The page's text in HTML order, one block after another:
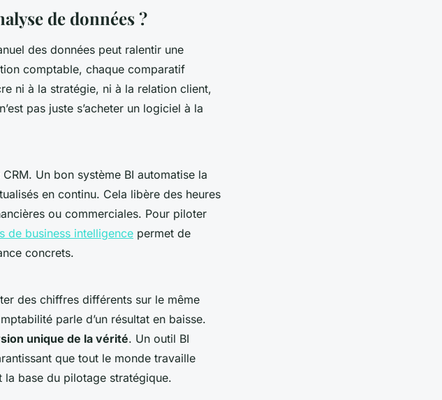
de données ?
des données peut ralentir une
comptable, chaque comparatif
ni à la stratégie, ni à la relation client,
pas juste s’acheter un logiciel à la
Un bon système BI automatise la
en continu. Cela libère des heures
ou commerciales. Pour piloter
de business intelligence permet de
concrets.
des chiffres différents sur le même
parle d’un résultat en baisse.
unique de la vérité. Un outil BI
que tout le monde travaille
la base du pilotage stratégique.